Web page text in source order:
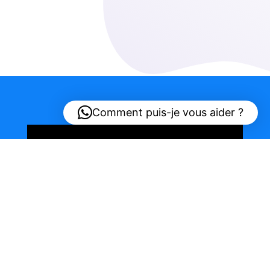
Comment puis-je vous aider ?